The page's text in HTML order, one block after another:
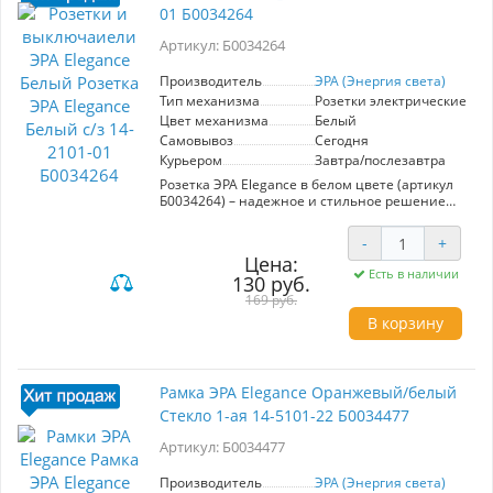
без лишних усилий обновить ваше
только эстетика, но и надежность, что делает
качество и стиль в каждом элементе своего
дома.
01 Б0034264
Артикул: Б0034264
Производитель
ЭРА (Энергия света)
Тип механизма
Розетки электрические
Цвет механизма
Белый
Самовывоз
Сегодня
Курьером
Завтра/послезавтра
Розетка ЭРА Elegance в белом цвете (артикул
Б0034264) – надежное и стильное решение
автоматическими клеммами, она
обеспечивает надежную фиксацию жил
кабеля, что повышает безопасность
эксплуатации. Механизм предназначен для
установки электрических розеток с
заземлением, что делает его идеальным для
бытового использования. Розетка совместима
которые можно приобрести отдельно:
пластиковыми, стеклянными, металлическими
и деревянными, что позволяет выбрать
стильное оформление под любой интерьер.
возможность адаптировать розетку под
гармоничное сочетание с интерьером.
Цена:
130 руб.
169 руб.
- +
Есть в наличии
В корзину
Рамка ЭРА Elegance Оранжевый/белый
Стекло 1-ая 14-5101-22 Б0034477
Артикул: Б0034477
Производитель
ЭРА (Энергия света)